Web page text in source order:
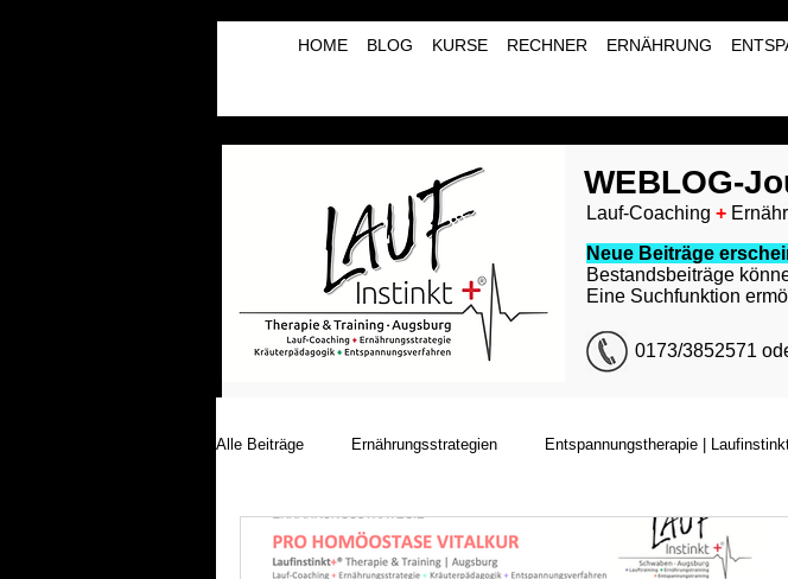
HOME BLOG KURSE RECHNER ERNÄHRUNG
WEBLOG-
Lauf-Coaching +
Neue Beiträge
Bestandsbeiträge
Eine Suchfunktion
0173/3852571
Alle Beiträge Ernährungsstrategien Entspannungstherapie |
Laufinstinkt+® Therapie & Training Naturerlebnisse | Laufinstinkt+®